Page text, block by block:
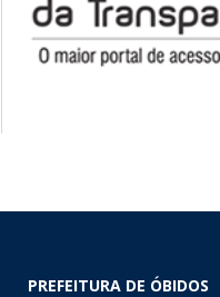
PREFEITURA DE ÓBIDOS